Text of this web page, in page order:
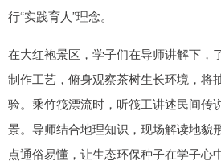
行“实践育人”理念。
在大红袍景区，学子们在导师讲解下，
制作工艺，俯身观察茶树生长环境，将
验。乘竹筏漂流时，听筏工讲述民间传
景。导师结合地理知识，现场解读地貌
点通俗易懂，让生态环保种子在学子心